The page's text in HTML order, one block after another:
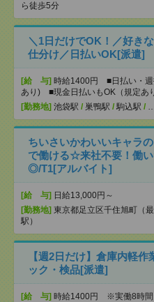
ら徒歩5分
＼1日だけでOK！／好き
仕分け／日払いOK[派遣]
[給 与] 時給1400円 ■日払い・週
あり) ■現金日払いもOK（規定あ
[勤務地] 池袋駅 / 巣鴨駅 / 駒込駅 /
ちいさいかわいいキャラ
で働ける☆来社不要！働
◎/T1[アルバイト]
[給 与] 日給13,000円～
[勤務地] 東京都足立区千住旭町（
駅）
【週2日だけ】倉庫内軽
ック・検品[派遣]
[給 与] 時給1400円 ※実働8時間